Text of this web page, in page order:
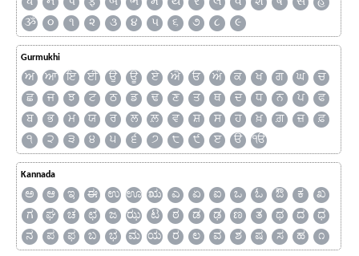
ૐ
૦ ૧ ૨ ૩ ૪ ૫ ૬ ૭ ૮ ૯
Gurmukhi
ਅ ਆ ਇ ਈ ਉ ਊ ਏ ਐ ਓ ਔ ਕ ਖ ਗ ਘ
ਚ
ਛ
ਜ ਝ ਟ ਠ ਡ ਢ ਣ ਤ ਥ ਦ ਧ ਨ ਪ
ਫ
ਬ
ਭ ਮ ਯ ਰ ਲ ਲ਼ ਵ ਸ਼ ਸ ਹ ਖ਼ ਗ਼ ਜ਼
ਫ਼
੧
੨ ੩ ੪ ੫ ੬ ੭ ੮ ੯ ੲ ੳ ੴ
Kannada
ಅ ಆ ಇ ಈ ಉ ಊ ಋ ಎ ಏ ಐ ಒ ಓ ಔ ಕ
ಖ
ಗ
ಘ ಚ ಛ ಜ ಝ ಟ ಠ ಡ ಢ ಣ ತ ಥ ದ
ಧ
ನ
ಪ ಫ ಬ ಭ ಮ ಯ ರ ಲ ವ ಶ ಷ ಸ ಹ ೧